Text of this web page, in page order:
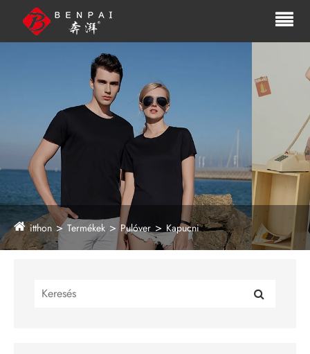
itthon Termékek Pulóver Kapucni